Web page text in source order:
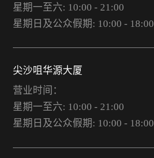
星期一至六: 10:00 - 21:00
星期日及公众假期: 10:00 - 18:00
尖沙咀华源大厦
营业时间：
星期一至六: 10:00 - 21:00
星期日及公众假期: 10:00 - 18:00